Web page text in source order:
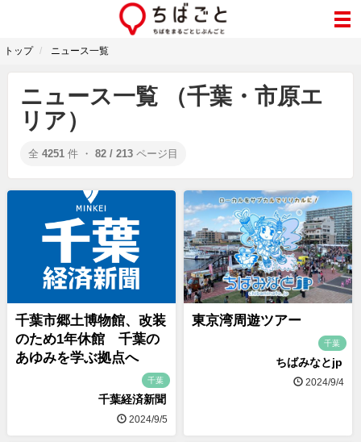
トップ ニュース一覧
ニュース一覧 （千葉・市原エ
リア）
全 4251 件 ・ 82 / 213 ページ目
千葉市郷土博物館、改装
のため1年休館 千葉の
あゆみを学ぶ拠点へ
千葉
千葉経済新聞
2024/9/5
東京湾周遊ツアー
千葉
ちばみなとjp
2024/9/4